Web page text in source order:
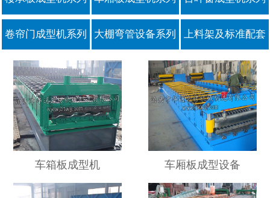
卷帘门成型机系列 大棚弯管设备系列 上料架及标准配套
车箱板成型机 车厢板成型设备